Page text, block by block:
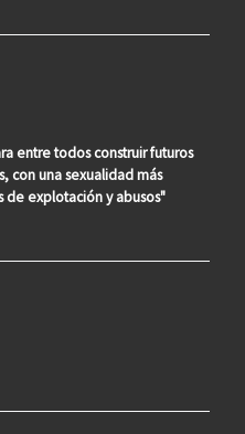
entre todos construir futuros
con una sexualidad más
de explotación y abusos"